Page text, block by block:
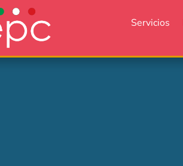
Servicios